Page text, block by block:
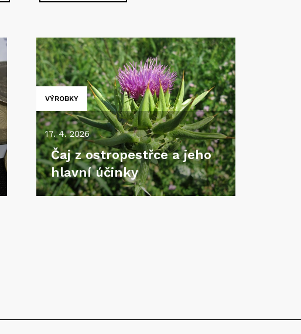
VÝROBKY
17. 4. 2026
Čaj z ostropestřce a jeho
hlavní účinky